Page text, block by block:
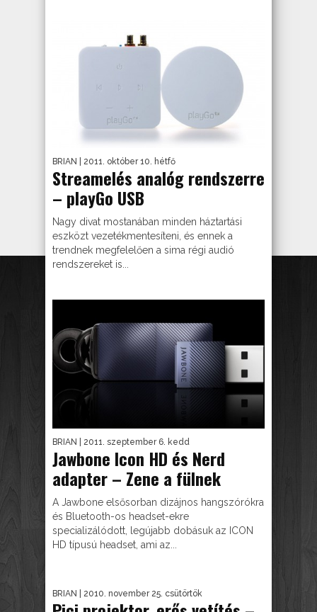
BRIAN | 2011. október 10. hétfő
Streamelés analóg rendszerre
– playGo USB
Nagy divat mostanában minden háztartási
eszközt vezetékmentesíteni, és ennek a
trendnek megfelelően a sima régi audió
rendszereket is...
BRIAN | 2011. szeptember 6. kedd
Jawbone Icon HD és Nerd
adapter – Zene a fülnek
A Jawbone elsősorban dizájnos hangszórókra
és Bluetooth-os headset-ekre
specializálódott, legújabb dobásuk az ICON
HD típusú headset, ami az...
BRIAN | 2010. november 25. csütörtök